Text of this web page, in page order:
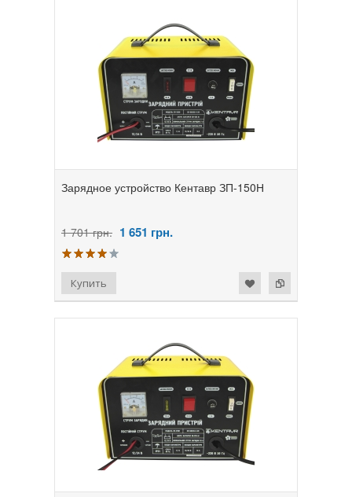
Зарядное устройство Кентавр ЗП-150Н
1 701 грн. 1 651 грн.